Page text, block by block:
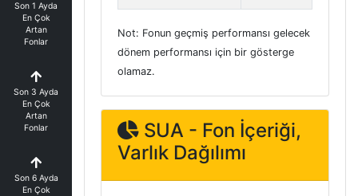
Son 1 Ayda
En Çok
Artan
Fonlar
Son 3 Ayda
En Çok
Artan
Fonlar
Son 6 Ayda
En Çok
Not: Fonun geçmiş performansı gelecek
dönem performansı için bir gösterge
olamaz.
SUA - Fon İçeriği,
Varlık Dağılımı